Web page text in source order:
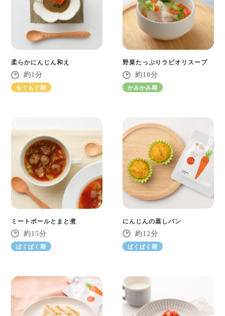
柔らかにんじん和え
1
もぐもぐ期
野菜たっぷりラビオリスープ
10
かみかみ期
ミートボールとまと煮
15
ぱくぱく期
にんじんの蒸しパン
12
ぱくぱく期